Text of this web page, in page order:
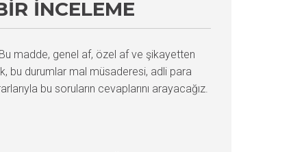
İNCELEME
madde, genel af, özel af ve şikayetten
bu durumlar mal müsaderesi, adli para
bu soruların cevaplarını arayacağız.